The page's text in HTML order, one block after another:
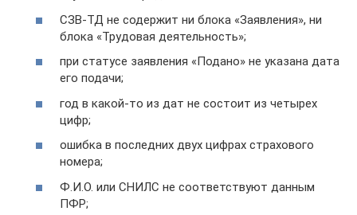
СЗВ-ТД не содержит ни блока «Заявления», ни
блока «Трудовая деятельность»;
при статусе заявления «Подано» не указана дата
его подачи;
год в какой-то из дат не состоит из четырех
цифр;
ошибка в последних двух цифрах страхового
номера;
Ф.И.О. или СНИЛС не соответствуют данным
ПФР;